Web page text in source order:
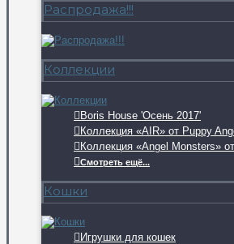
Распродажа!!!
Коллекции
Boris House 'Осень 2017'
Коллекция «AIR» от Puppy
Коллекция «Angel Monsters»
Смотреть ещё...
Кошки
Игрушки для кошек